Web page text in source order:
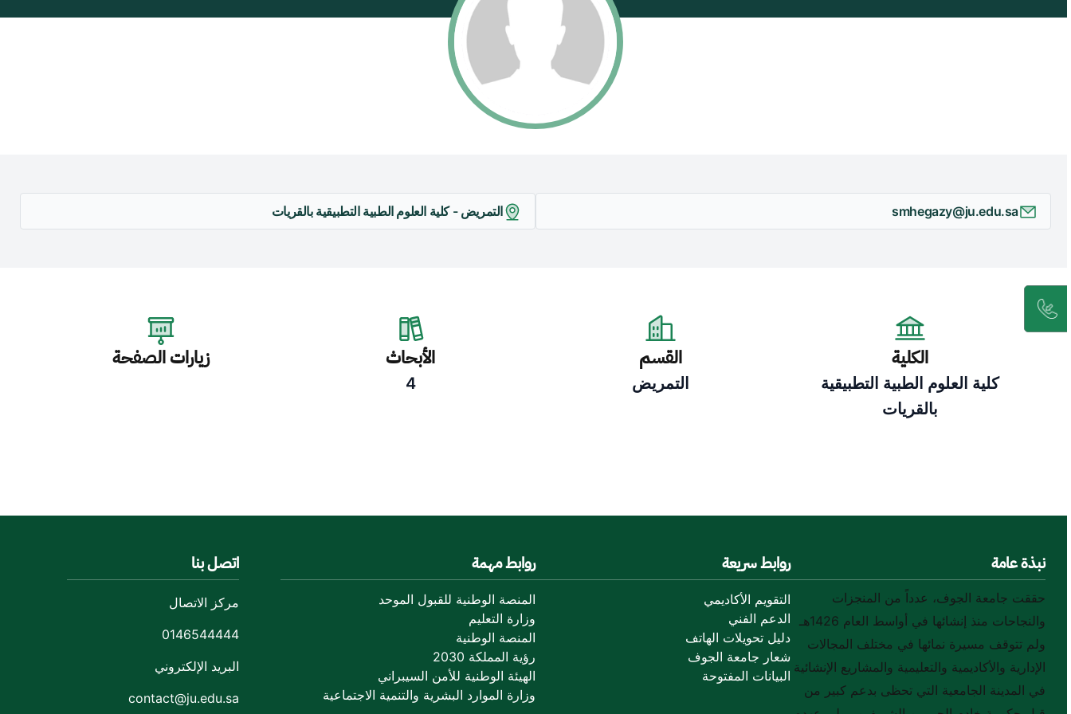
smhegazy@ju.edu.sa التمريض - كلية العلوم الطبية التطبيقية بالقريات
الكلية
كلية العلوم الطبية التطبيقية
بالقريات
القسم
التمريض
الأبحاث
4
زيارات الصفحة
نبذة عامة
حققت جامعة الجوف، عدداً من المنجزات
والنجاحات منذ إنشائها في أواسط العام 1426هـ
ولم تتوقف مسيرة نمائها في مختلف المجالات
الإدارية والأكاديمية والتعليمية والمشاريع الإنشائية
في المدينة الجامعية التي تحظى بدعم كبير من
روابط سريعة
التقويم الأكاديمي
الدعم الفني
دليل تحويلات الهاتف
شعار جامعة الجوف
البيانات المفتوحة
روابط مهمة
المنصة الوطنية للقبول الموحد
وزارة التعليم
المنصة الوطنية
رؤية المملكة 2030
الهيئة الوطنية للأمن السيبراني
وزارة الموارد البشرية والتنمية الاجتماعية
اتصل بنا
مركز الاتصال
0146544444
البريد الإلكتروني
contact@ju.edu.sa